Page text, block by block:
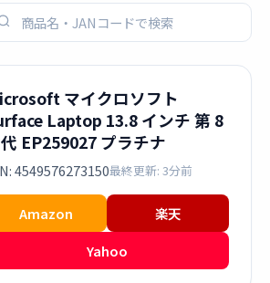
マイクロソフト
Laptop 13.8 インチ 第 8
EP259027 プラチナ
4549576273150最終更新: 3分前
Amazon
楽天
Yahoo